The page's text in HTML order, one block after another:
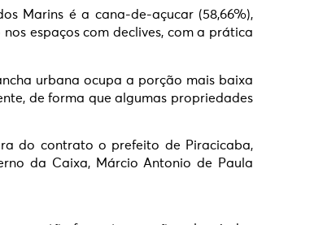
Marins é a cana-de-açucar (58,66%),
espaços com declives, com a prática
urbana ocupa a porção mais baixa
de forma que algumas propriedades
do contrato o prefeito de Piracicaba,
da Caixa, Márcio Antonio de Paula